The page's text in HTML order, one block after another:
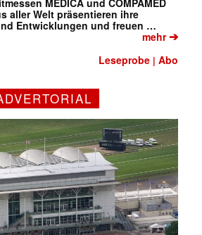
MEDICA und COMPAMED
aller Welt präsentieren ihre
Entwicklungen und freuen …
mehr➔
Leseprobe |Abo